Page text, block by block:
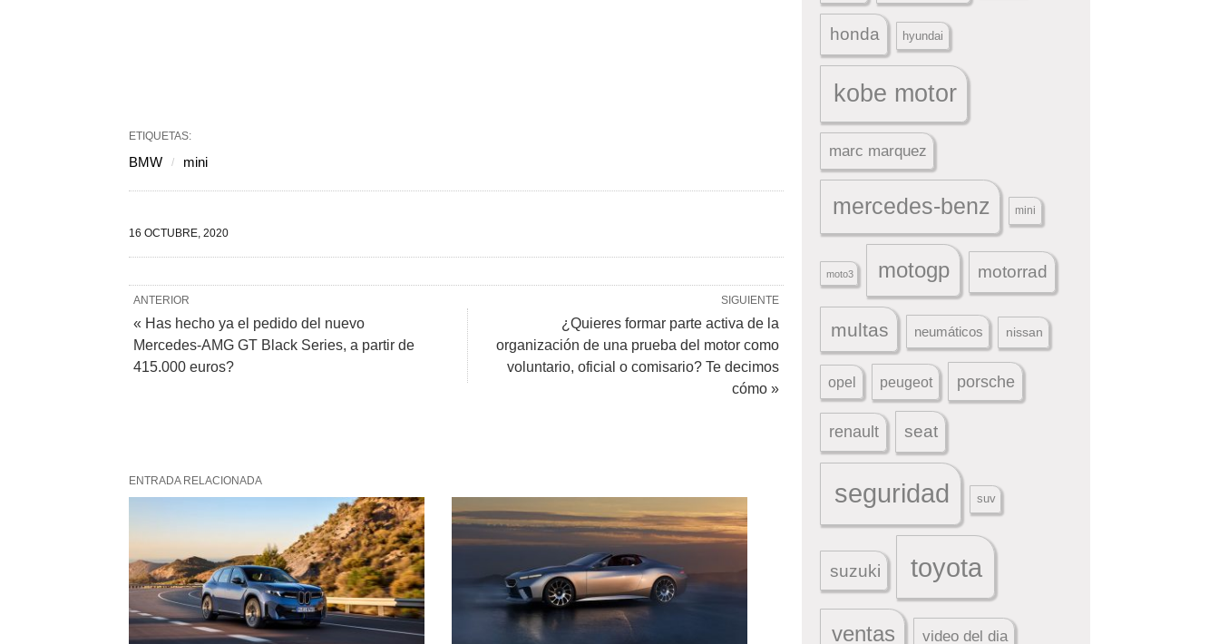
ETIQUETAS:
BMW mini
16 OCTUBRE, 2020
SIGUIENTE
¿Quieres formar parte activa de la
organización de una prueba del motor como
voluntario, oficial o comisario? Te decimos
cómo »
ANTERIOR
« Has hecho ya el pedido del nuevo
Mercedes-AMG GT Black Series, a partir de
415.000 euros?
ENTRADA RELACIONADA
honda hyundai
kobe motor
marc marquez
mercedes-benz mini
moto3 motogp motorrad
multas neumáticos nissan
opel peugeot porsche
renault seat
seguridad suv
suzuki toyota
ventas video del dia